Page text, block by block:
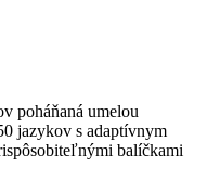
poháňaná umelou
jazykov s adaptívnym
balíčkami